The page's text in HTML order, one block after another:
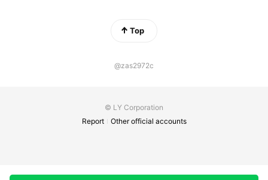
Top
@zas2972c
© LY Corporation
Report
Other official accounts